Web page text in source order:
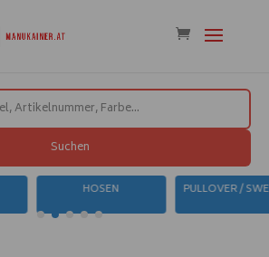
Suchen
HOSEN PULLOVER /